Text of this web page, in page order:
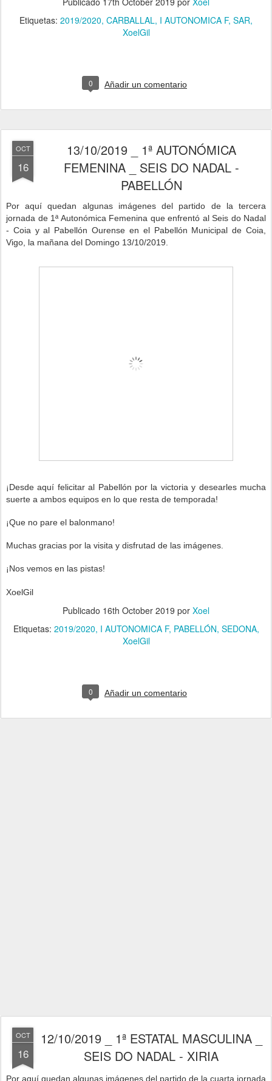
Etiquetas: 2019/2020 CARBALLAL I AUTONOMICA F SAR
XoelGil
0 Añadir un comentario
OCT
16
13/10/2019 _ 1ª AUTONÓMICA
FEMENINA _ SEIS DO NADAL -
PABELLÓN
Por aquí quedan algunas imágenes del partido de la tercera
jornada de 1ª Autonómica Femenina que enfrentó al Seis do Nadal
- Coia y al Pabellón Ourense en el Pabellón Municipal de Coia,
Vigo, la mañana del Domingo 13/10/2019.
¡Desde aquí felicitar al Pabellón por la victoriay desearles mucha
suerte a ambos equipos en lo que resta de temporada!
¡Que no pare el balonmano!
Muchas gracias por la visita y disfrutad de las imágenes.
¡Nos vemos en las pistas!
XoelGil
Publicado 16th October 2019 por Xoel
Etiquetas: 2019/2020 I AUTONOMICA F PABELLÓN SEDONA
XoelGil
0 Añadir un comentario
OCT
16
12/10/2019 _ 1ª ESTATAL MASCULINA _
SEIS DO NADAL - XIRIA
Por aquí quedan algunas imágenes del partido de la cuarta jornada